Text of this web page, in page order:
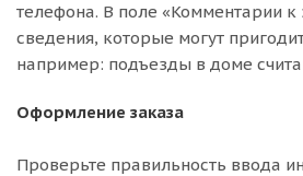
телефона. В поле «Комментарии к
сведения, которые могут
например: подъезды в доме
Оформление заказа
Проверьте правильность ввода